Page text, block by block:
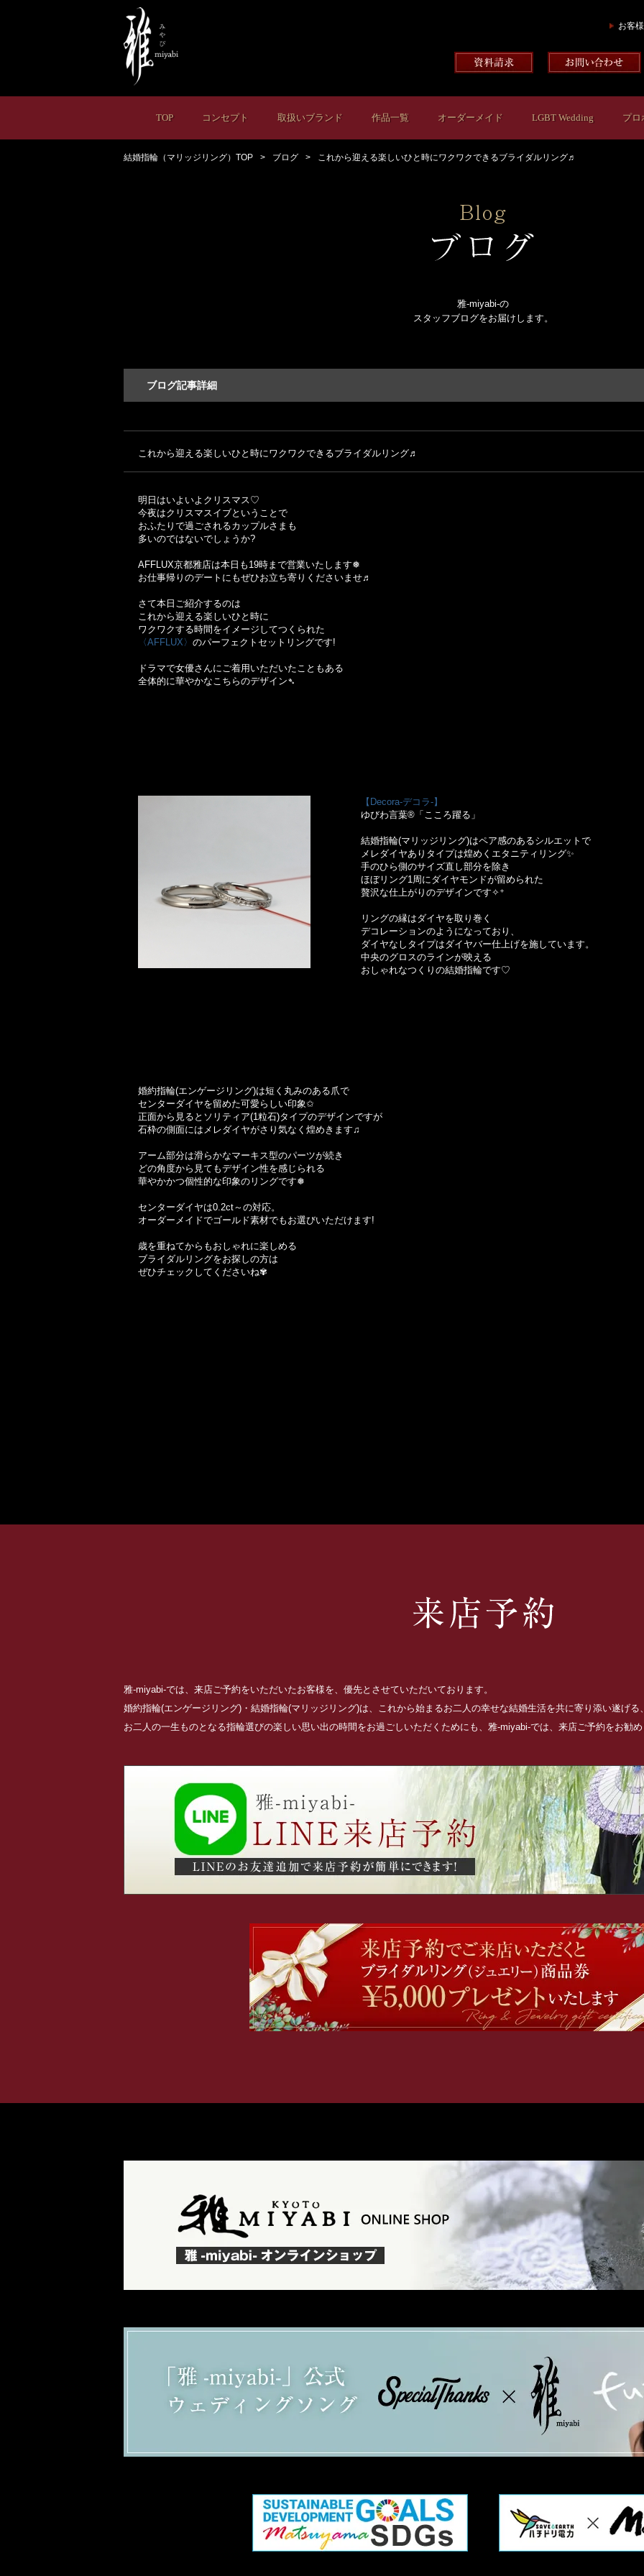
お客
TOP コンセプト 取扱いブランド 作品一覧 オーダーメイド LGBT Wedding プロ
結婚指輪（マリッジリング）TOP ブログ これから迎える楽しいひと時にワクワクできるブライダルリング♬
雅-miyabi-の
スタッフブログをお届けします。
ブログ記事詳細
これから迎える楽しいひと時にワクワクできるブライダルリング♬
明日はいよいよクリスマス♡
今夜はクリスマスイブということで
おふたりで過ごされるカップルさまも
多いのではないでしょうか?
AFFLUX京都雅店は本日も19時まで営業いたします❅
お仕事帰りのデートにもぜひお立ち寄りくださいませ♬
さて本日ご紹介するのは
これから迎える楽しいひと時に
ワクワクする時間をイメージしてつくられた
〈AFFLUX〉 のパーフェクトセットリングです!
ドラマで女優さんにご着用いただいたこともある
全体的に華やかなこちらのデザイン➴
【Decora-デコラ-】
ゆびわ言葉®「こころ躍る」
結婚指輪(マリッジリング)はペア感のあるシルエットで
メレダイヤありタイプは煌めくエタニティリング✨
手のひら側のサイズ直し部分を除き
ほぼリング1周にダイヤモンドが留められた
贅沢な仕上がりのデザインです✧⁺
リングの縁はダイヤを取り巻く
デコレーションのようになっており、
ダイヤなしタイプはダイヤバー仕上げを施しています。
中央のグロスのラインが映える
おしゃれなつくりの結婚指輪です♡
婚約指輪(エンゲージリング)は短く丸みのある爪で
センターダイヤを留めた可愛らしい印象✩
正面から見るとソリティア(1粒石)タイプのデザインですが
石枠の側面にはメレダイヤがさり気なく煌めきます♫
アーム部分は滑らかなマーキス型のパーツが続き
どの角度から見てもデザイン性を感じられる
華やかかつ個性的な印象のリングです❅
センターダイヤは0.2ct～の対応。
オーダーメイドでゴールド素材でもお選びいただけます!
歳を重ねてからもおしゃれに楽しめる
ブライダルリングをお探しの方は
ぜひチェックしてくださいね✾
雅-miyabi-では、来店ご予約をいただいたお客様を、優先とさせていただいております。
婚約指輪(エンゲージリング)・結婚指輪(マリッジリング)は、これから始まるお二人の幸せな結婚生活を共に寄り添い遂げる
お二人の一生ものとなる指輪選びの楽しい思い出の時間をお過ごしいただくためにも、雅-miyabi-では、来店ご予約をお勧め